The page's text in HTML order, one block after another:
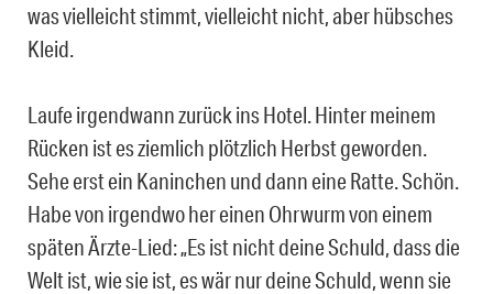
was vielleicht stimmt, vielleicht nicht, aber hübsches
Kleid.
Laufe irgendwann zurück ins Hotel. Hinter meinem
Rücken ist es ziemlich plötzlich Herbst geworden.
Sehe erst ein Kaninchen und dann eine Ratte. Schön.
Habe von irgendwo her einen Ohrwurm von einem
späten Ärzte-Lied: „Es ist nicht deine Schuld, dass die
Welt ist, wie sie ist, es wär nur deine Schuld, wenn sie